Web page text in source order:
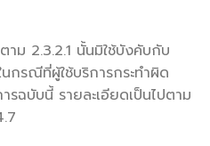
ม 2.3.2.1 นั้นมิใช้บังคับกับ
รณีที่ผู้ใช้บริการกระทำผิด
ารฉบับนี้ รายละเอียดเป็นไปตาม